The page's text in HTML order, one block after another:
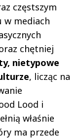
częstszym
w mediach
chętniej
nietypowe
, licząc na
Lood i
właśnie
ma przede